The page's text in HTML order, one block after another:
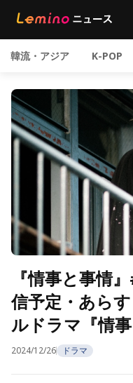
韓流・アジア K-POP
『情事と事情
信予定・あら
ルドラマ『情事
2024/12/26 ドラマ